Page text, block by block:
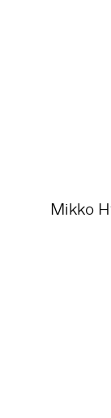
Mikko